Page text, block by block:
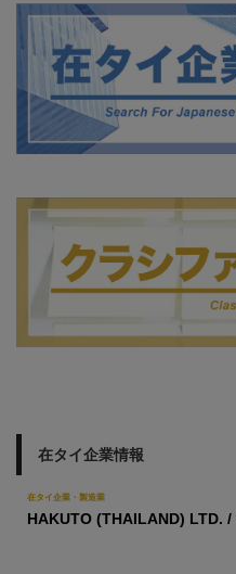
在タイ企業情報
在タイ企業・製造業
HAKUTO (THAILAND) LTD. /